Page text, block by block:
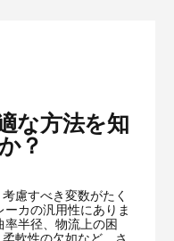
な方法を知
？
慮すべき変数がたく
カの汎用性にありま
半径、物流上の困